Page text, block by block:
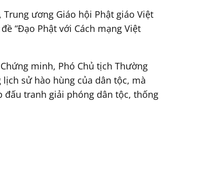
ương Giáo hội Phật giáo Việt
“Đạo Phật với Cách mạng Việt
minh, Phó Chủ tịch Thường
sử hào hùng của dân tộc, mà
đấu tranh giải phóng dân tộc, thống